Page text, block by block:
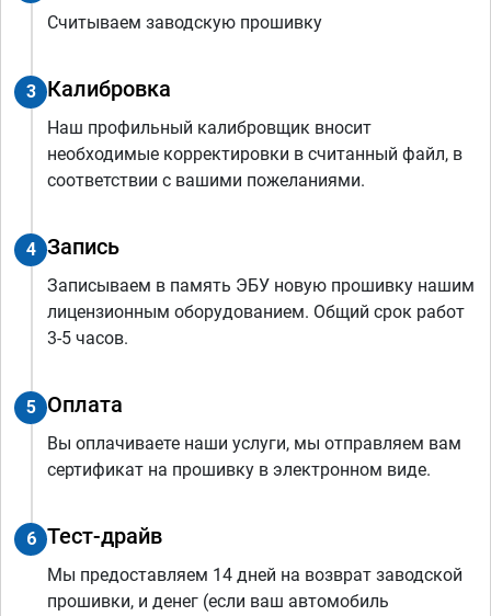
Считываем заводскую прошивку
3 Калибровка
Наш профильный калибровщик вносит
необходимые корректировки в считанный файл, в
соответствии с вашими пожеланиями.
4 Запись
Записываем в память ЭБУ новую прошивку нашим
лицензионным оборудованием. Общий срок работ
3-5 часов.
5 Оплата
Вы оплачиваете наши услуги, мы отправляем вам
сертификат на прошивку в электронном виде.
6 Тест-драйв
Мы предоставляем 14 дней на возврат заводской
прошивки, и денег (если ваш автомобиль